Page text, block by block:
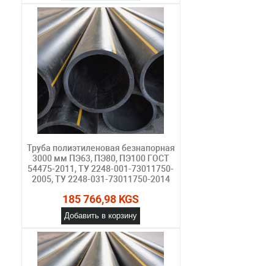
Труба полиэтиленовая безнапорная
3000 мм ПЭ63, ПЭ80, ПЭ100 ГОСТ
54475-2011, ТУ 2248-001-73011750-
2005, ТУ 2248-031-73011750-2014
185 766,98 KGS
Добавить в корзину